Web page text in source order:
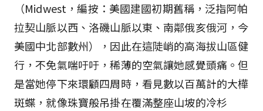
（Midwest，編按：美國建國初期舊稱，泛指阿帕
拉契山脈以西、洛磯山脈以東、南鄰俄亥俄河，今
美國中北部數州），因此在這陡峭的高海拔山區健
行，不免氣喘吁吁，稀薄的空氣讓她感覺頭痛。但
是當她停下來環顧四周時，看見數以百萬計的大樺
斑蝶，就像珠寶般吊掛在覆滿整座山坡的冷杉